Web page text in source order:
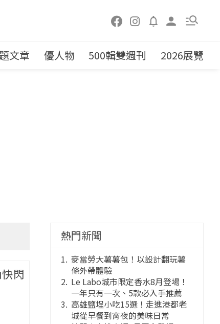
文章 優人物 500輯雙週刊 2026展覽
閃
熱門新聞
麥當勞大薯薯包！以設計翻玩薯
條外帶體驗
Le Labo城市限定香水8月登場！
一年只有一次、5款必入手推薦
高雄鹽埕小吃15選！走進港都老
城從早餐到宵夜的美味日常